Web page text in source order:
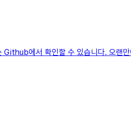
Github에서 확인할 수 있습니다. 오